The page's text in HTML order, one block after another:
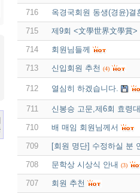
716 옥경국회원 동생(경윤)결
715 제9회 <文學世界文學賞
714 회원님들께
713 신입회원 추천 (4)
712 열심히 하겠습니다.
711 신봉승 고문,제6회 효령
710 배 매임 회원님께서
709 [회원 명단] 수정하실 분
708 문학상 시상식 안내 (3)
707 회원 추천